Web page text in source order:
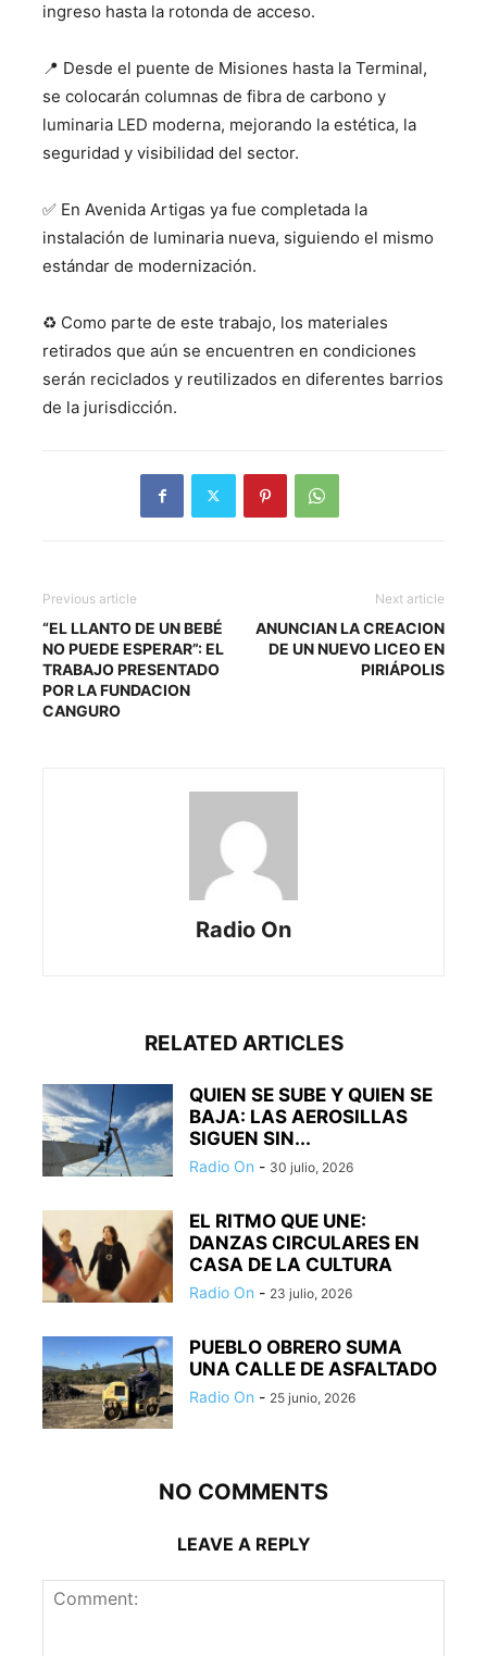
ingreso hasta la rotonda de acceso.
📍 Desde el puente de Misiones hasta la Terminal,
se colocarán columnas de fibra de carbono y
luminaria LED moderna, mejorando la estética, la
seguridad y visibilidad del sector.
✅ En Avenida Artigas ya fue completada la
instalación de luminaria nueva, siguiendo el mismo
estándar de modernización.
♻️ Como parte de este trabajo, los materiales
retirados que aún se encuentren en condiciones
serán reciclados y reutilizados en diferentes barrios
de la jurisdicción.
Previous article
“EL LLANTO DE UN BEBÉ
NO PUEDE ESPERAR”: EL
TRABAJO PRESENTADO
POR LA FUNDACION
CANGURO
Next article
ANUNCIAN LA CREACION
DE UN NUEVO LICEO EN
PIRIÁPOLIS
Radio On
RELATED ARTICLES
QUIEN SE SUBE Y QUIEN SE
BAJA: LAS AEROSILLAS
SIGUEN SIN...
Radio On - 30 julio, 2026
EL RITMO QUE UNE:
DANZAS CIRCULARES EN
CASA DE LA CULTURA
Radio On - 23 julio, 2026
PUEBLO OBRERO SUMA
UNA CALLE DE ASFALTADO
Radio On - 25 junio, 2026
NO COMMENTS
LEAVE A REPLY